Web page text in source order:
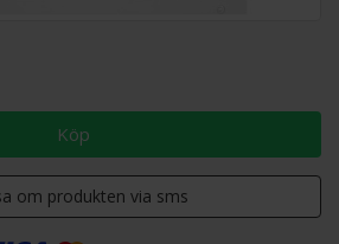
Köp
om produkten via sms